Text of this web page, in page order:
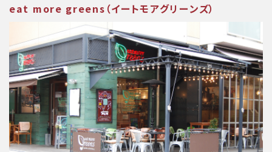
eat more greens（イートモアグリーンズ）